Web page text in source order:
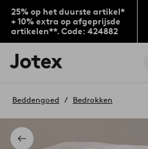
25% op het duurste artikel*
+ 10% extra op afgeprijsde
artikelen**. Code: 424882
Jotex
logo
to
home
page
Terug
Beddengoed Bedrokken